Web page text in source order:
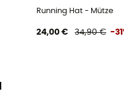
Running Hat - Mütze
24,00 € 34,90 € -